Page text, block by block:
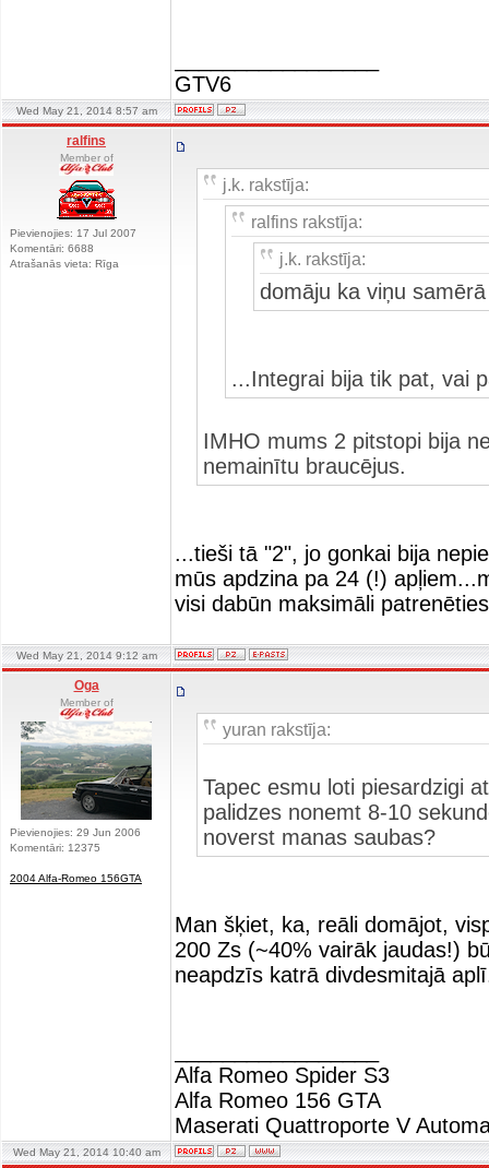
GTV6
Wed May 21, 2014 8:57 am
ralfins
Member of
Pievienojies: 17 Jul 2007
Komentāri: 6688
Atrašanās vieta: Rīga
j.k. rakstīja:
ralfins rakstīja:
j.k. rakstīja:
domāju ka viņu
...Integrai bija tik pat, vai
IMHO mums 2 pitstopi bija
nemainītu braucējus.
...tieši tā "2", jo gonkai bija
mūs apdzina pa 24 (!)
visi dabūn maksimāli
Wed May 21, 2014 9:12 am
Oga
Member of
Pievienojies: 29 Jun 2006
Komentāri: 12375
2004 Alfa-Romeo 156GTA
yuran rakstīja:
Tapec esmu loti piesardzigi
palidzes nonemt 8-10
noverst manas saubas?
Man šķiet, ka, reāli domājot,
200 Zs (~40% vairāk jaudas!)
neapdzīs katrā divdesmitajā
Alfa Romeo Spider S3
Alfa Romeo 156 GTA
Maserati Quattroporte V
Wed May 21, 2014 10:40 am